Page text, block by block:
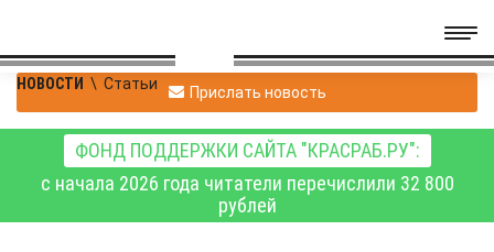
НОВОСТИ \ Статьи Прислать новость
ФОНД ПОДДЕРЖКИ САЙТА "КРАСРАБ.РУ":
с начала 2026 года читатели перечислили 32 800
рублей